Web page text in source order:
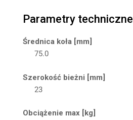
Parametry techniczne
Średnica koła [mm]
75.0
Szerokość bieżni [mm]
23
Obciążenie max [kg]